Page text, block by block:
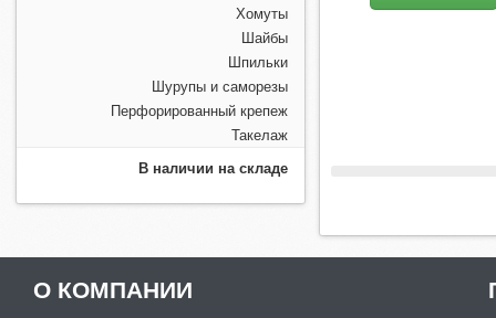
Хомуты
Шайбы
Шпильки
Шурупы и саморезы
Перфорированный крепеж
Такелаж
В наличии на складе
О КОМПАНИИ